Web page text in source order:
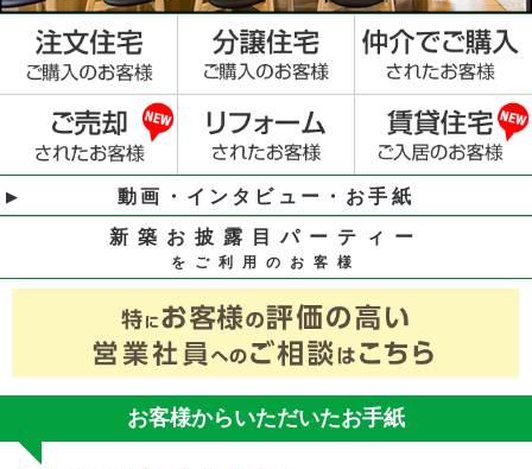
動画・インタビュー・お手紙
新築お披露目パーティー
をご利用のお客様
お客様からいただいたお手紙